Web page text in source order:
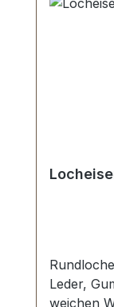
Leder,
weichen